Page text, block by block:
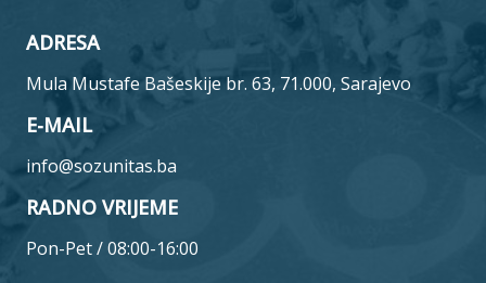
ADRESA
Mula Mustafe Bašeskije br. 63, 71.000, Sarajevo
E-MAIL
info@sozunitas.ba
RADNO VRIJEME
Pon-Pet / 08:00-16:00